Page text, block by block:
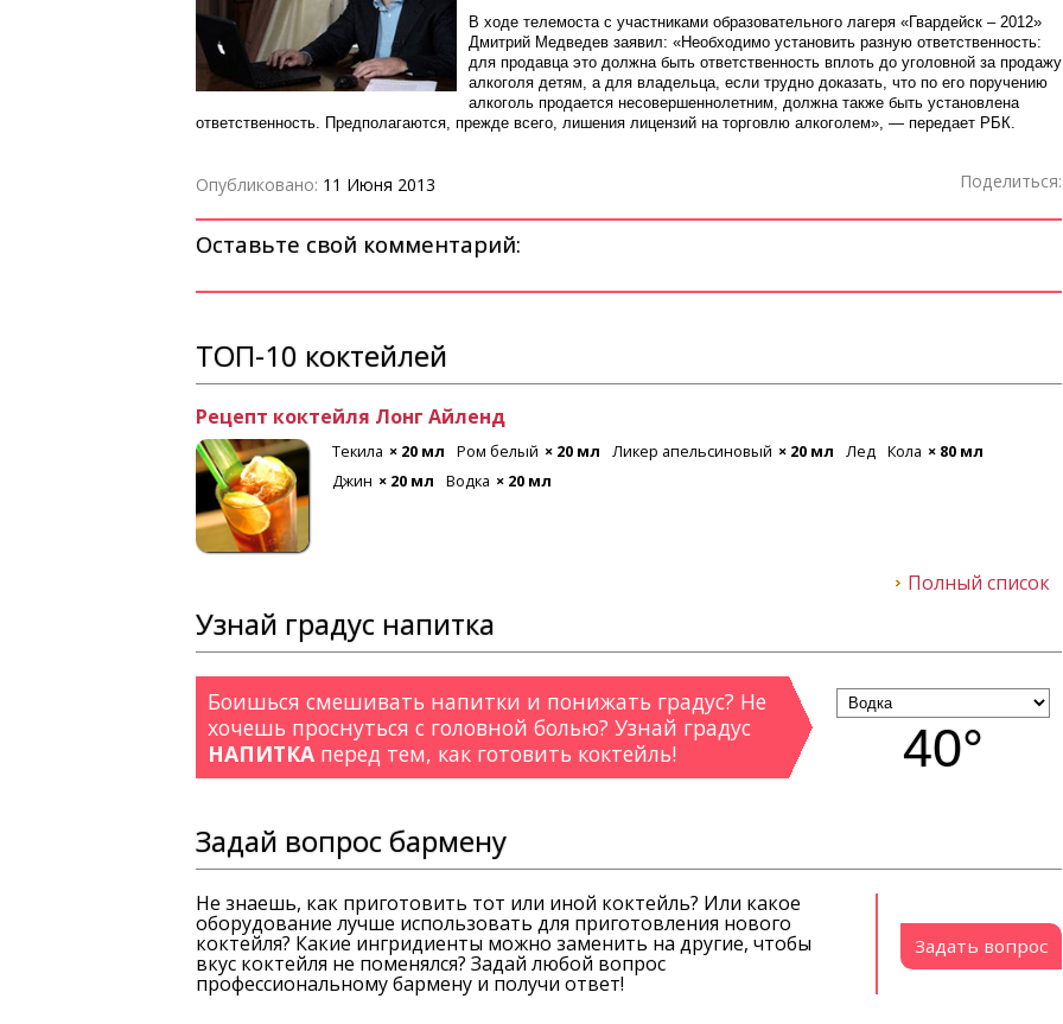
В ходе телемоста с участниками образовательного лагеря «Гвардейск – 2012»
Дмитрий Медведев заявил: «Необходимо установить разную ответственность:
для продавца это должна быть ответственность вплоть до уголовной за продажу
алкоголя детям, а для владельца, если трудно доказать, что по его поручению
алкоголь продается несовершеннолетним, должна также быть установлена
ответственность. Предполагаются, прежде всего, лишения лицензий на торговлю алкоголем», — передает РБК.
Поделиться:
Опубликовано: 11 Июня 2013
Оставьте свой комментарий:
ТОП-10 коктейлей
Рецепт коктейля Лонг Айленд
Текила × 20 мл Ром белый × 20 мл Ликер апельсиновый × 20 мл Лед Кола × 80 мл
Джин × 20 мл Водка × 20 мл
Полный список
Узнай градус напитка
40°
Боишься смешивать напитки и понижать градус? Не
хочешь проснуться с головной болью? Узнай градус
НАПИТКА перед тем, как готовить коктейль!
Задай вопрос бармену
Задать вопрос
Не знаешь, как приготовить тот или иной коктейль? Или какое
оборудование лучше использовать для приготовления нового
коктейля? Какие ингридиенты можно заменить на другие, чтобы
вкус коктейля не поменялся? Задай любой вопрос
профессиональному бармену и получи ответ!